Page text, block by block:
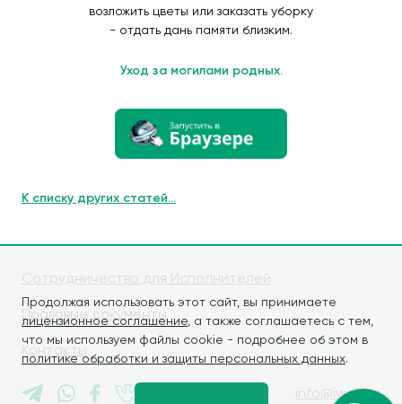
Продолжая использовать этот сайт, вы принимаете
лицензионное соглашение , а также соглашаетесь с тем,
что мы используем файлы cookie - подробнее об этом в
политике обработки и защиты персональных данных.
возложить цветы или заказать уборку
- отдать дань памяти близким.
Уход за могилами родных.
К списку других статей...
Сотрудничество для Исполнителей
Правовые документы
Контакты
info@iwaly.ru